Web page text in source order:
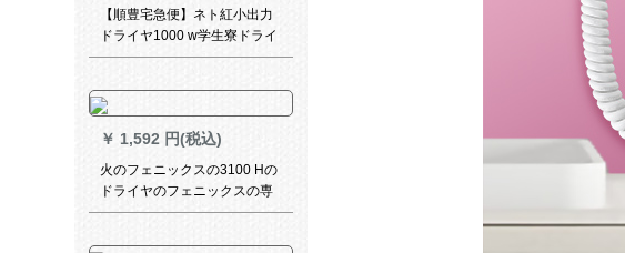
【順豊宅急便】ネト紅小出力
ドライヤ1000 w学生寮ドライ
ヤ寮家庭用小型ドライヤ携帯
ったら3000 Wプロシュート。
￥ 1,592 円(税込)
火のフェニックスの3100 Hの
ドライヤのフェニックスの専
门の大きい出力の廊下の冷た